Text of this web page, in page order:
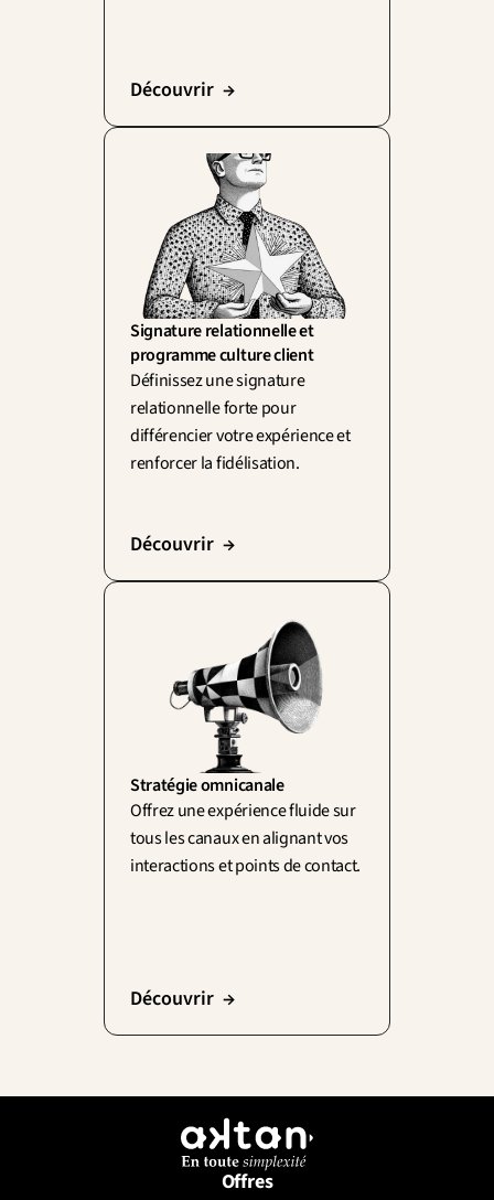
Découvrir  →
Signature relationnelle et
programme culture client
Définissez une signature
relationnelle forte pour
différencier votre expérience et
renforcer la fidélisation.
Découvrir  →
Stratégie omnicanale
Offrez une expérience fluide sur
tous les canaux en alignant vos
interactions et points de contact.
Découvrir  →
Offres